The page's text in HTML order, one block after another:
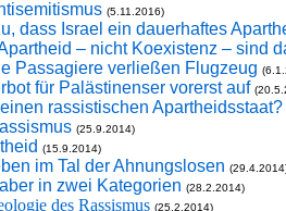
(5.11.2016)
dass Israel ein dauerhaftes
– nicht Koexistenz – sind
Passagiere verließen Flugzeug
für Palästinenser vorerst auf
rassistischen Apartheidsstaat?
(25.9.2014)
(15.9.2014)
im Tal der Ahnungslosen
in zwei Kategorien (28.2.2014)
des Rassismus (25.2.2014)